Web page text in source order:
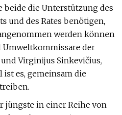
beide die Unterstützung des
und des Rates benötigen,
werden können
Umweltkommissare der
Virginijus Sinkevičius,
ist es, gemeinsam die
jüngste in einer Reihe von